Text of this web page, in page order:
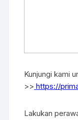
Kunjungi kami
>> https://
Lakukan